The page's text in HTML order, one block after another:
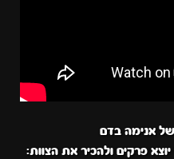
אנימה בדם
פרקים ולהכיר את הצוות: